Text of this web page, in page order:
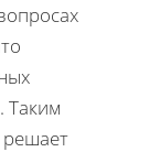
Таким
решает